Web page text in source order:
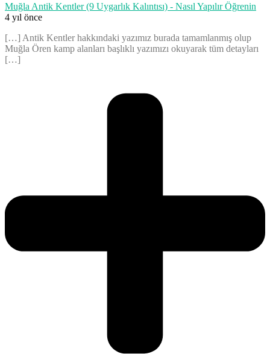
Muğla Antik Kentler (9 Uygarlık Kalıntısı) - Nasıl Yapılır Öğrenin
4 yıl önce
[…] Antik Kentler hakkındaki yazımız burada tamamlanmış olup
Muğla Ören kamp alanları başlıklı yazımızı okuyarak tüm detayları
[…]